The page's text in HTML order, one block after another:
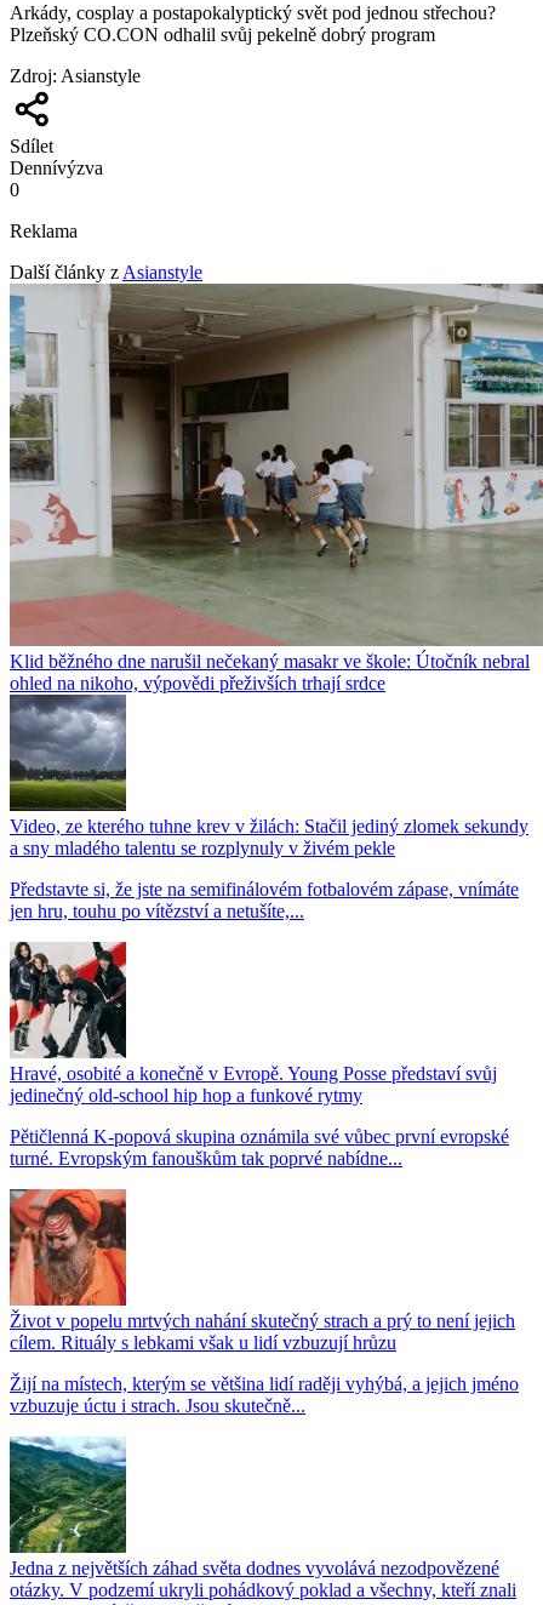
Arkády, cosplay a postapokalyptický svět pod jednou střechou?
Plzeňský CO.CON odhalil svůj pekelně dobrý program
Zdroj: Asianstyle
Sdílet
Dennívýzva
0
Reklama
Další články z Asianstyle
Klid běžného dne narušil nečekaný masakr ve škole: Útočník nebral
ohled na nikoho, výpovědi přeživších trhají srdce
Video, ze kterého tuhne krev v žilách: Stačil jediný zlomek sekundy
a sny mladého talentu se rozplynuly v živém pekle
Představte si, že jste na semifinálovém fotbalovém zápase, vnímáte
jen hru, touhu po vítězství a netušíte,...
Hravé, osobité a konečně v Evropě. Young Posse představí svůj
jedinečný old-school hip hop a funkové rytmy
Pětičlenná K-popová skupina oznámila své vůbec první evropské
turné. Evropským fanouškům tak poprvé nabídne...
Život v popelu mrtvých nahání skutečný strach a prý to není jejich
cílem. Rituály s lebkami však u lidí vzbuzují hrůzu
Žijí na místech, kterým se většina lidí raději vyhýbá, a jejich jméno
vzbuzuje úctu i strach. Jsou skutečně...
Jedna z největších záhad světa dodnes vyvolává nezodpovězené
otázky. V podzemí ukryli pohádkový poklad a všechny, kteří znali